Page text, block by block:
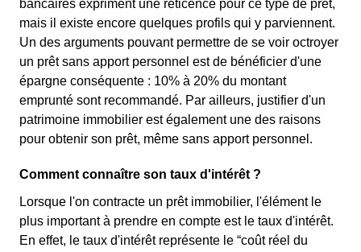
bancaires expriment une réticence pour ce type de prêt,
mais il existe encore quelques profils qui y parviennent.
Un des arguments pouvant permettre de se voir octroyer
un prêt sans apport personnel est de bénéficier d'une
épargne conséquente : 10% à 20% du montant
emprunté sont recommandé. Par ailleurs, justifier d'un
patrimoine immobilier est également une des raisons
pour obtenir son prêt, même sans apport personnel.
Comment connaître son taux d'intérêt ?
Lorsque l'on contracte un prêt immobilier, l'élément le
plus important à prendre en compte est le taux d'intérêt.
En effet, le taux d'intérêt représente le “coût réel du